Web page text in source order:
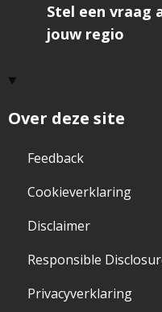
Over deze site
Feedback
Cookieverklaring
Disclaimer
Responsible
Privacyverklaring
Stel een vraag
jouw regio